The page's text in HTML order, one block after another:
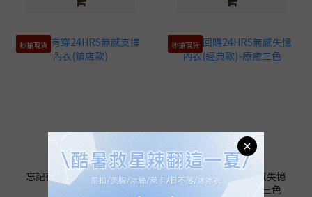
秒搶現貨
忘記有穿24HRS無感支撐
內衣(鎮店款)
秒搶現貨
保證回購24HRS無感失憶
內衣(經典款)-療癒三色